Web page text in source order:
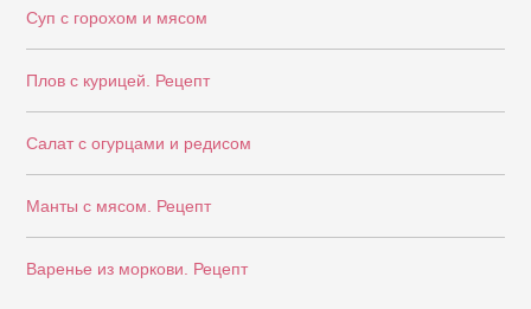
Суп с горохом и мясом
Плов с курицей. Рецепт
Салат с огурцами и редисом
Манты с мясом. Рецепт
Варенье из моркови. Рецепт